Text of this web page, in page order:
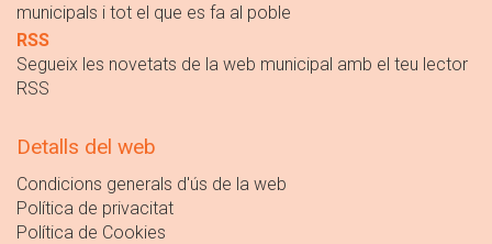
municipals i tot el que es fa al poble
RSS
Segueix les novetats de la web municipal amb el teu lector
RSS
Detalls del web
Condicions generals d'ús de la web
Política de privacitat
Política de Cookies